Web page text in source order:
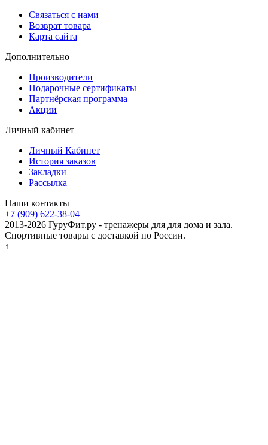
Связаться с нами
Возврат товара
Карта сайта
Дополнительно
Производители
Подарочные сертификаты
Партнёрская программа
Акции
Личный кабинет
Личный Кабинет
История заказов
Закладки
Рассылка
Наши контакты
+7 (909) 622-38-04
2013-2026 ГуруФит.ру - тренажеры для для дома и зала.
Спортивные товары с доставкой по России.
↑